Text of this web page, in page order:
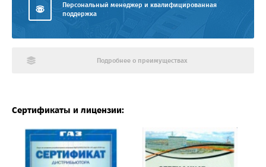
Персональный менеджер и квалифицированная
поддержка
Подробнее о преимуществах
Сертификаты и лицензии: